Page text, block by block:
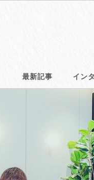
最新記事 イン